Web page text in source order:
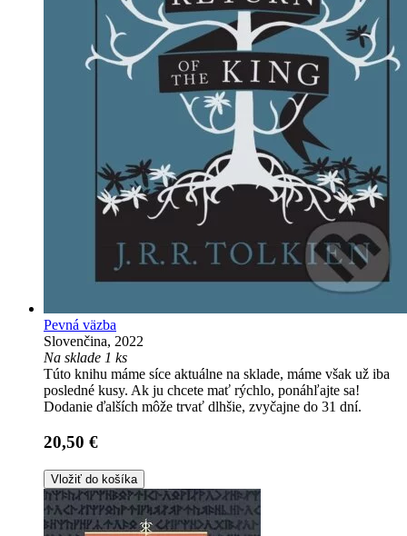
Pevná väzba
Slovenčina, 2022
Na sklade 1 ks
Túto knihu máme síce aktuálne na sklade, máme však už iba
posledné kusy. Ak ju chcete mať rýchlo, ponáhľajte sa!
Dodanie ďalších môže trvať dlhšie, zvyčajne do 31 dní.
20,50 €
Vložiť do košíka